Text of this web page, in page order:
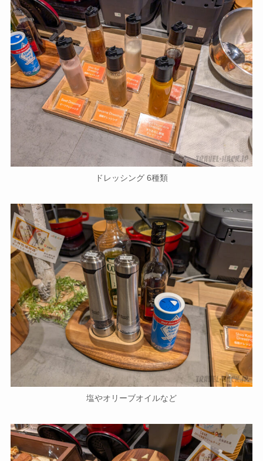
ドレッシング 6種類
塩やオリーブオイルなど